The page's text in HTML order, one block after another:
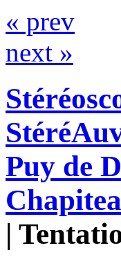
« prev
next »
Puy de
|